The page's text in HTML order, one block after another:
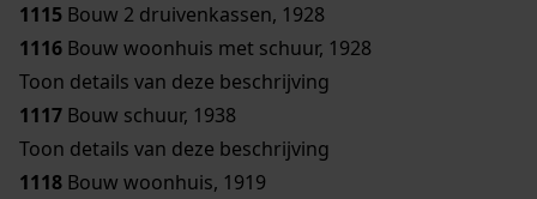
1115 Bouw 2 druivenkassen, 1928
1116 Bouw woonhuis met schuur, 1928
Toon details van deze beschrijving
1117 Bouw schuur, 1938
Toon details van deze beschrijving
1118 Bouw woonhuis, 1919